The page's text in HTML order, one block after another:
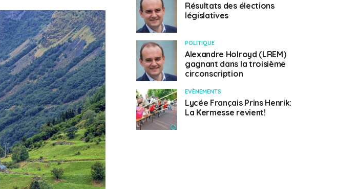
Résultats des élections
législatives
POLITIQUE
Alexandre Holroyd (LREM)
gagnant dans la troisième
circonscription
EVÈNEMENTS
Lycée Français Prins Henrik:
La Kermesse revient!